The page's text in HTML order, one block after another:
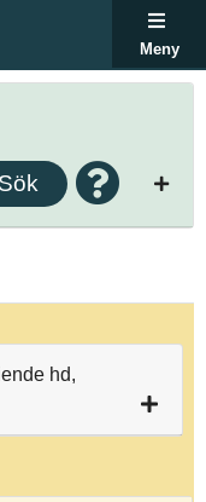
Meny
Sök
hd,